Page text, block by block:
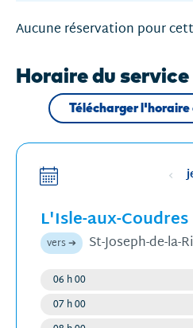
Aucune réservation pour
Horaire du
Télécharger
Sélectionne
date,
La
date
sélectionnée
est
L'Isle-aux-Coudres
vers ➔ St-Joseph-de-la-
06 h 00
Départ
Régulier
07 h 00
Départ